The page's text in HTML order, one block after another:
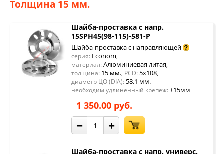
Толщина 15 мм.
Шайба-проставка с напр.
15SPH45(98-115)-581-P
Шайба-проставка с направляющей
серия: Econom,
материал: Алюминиевая литая,
толщина: 15 мм., PCD: 5x108,
диаметр ЦО (DIA): 58,1 мм.
необходим удлиненный крепеж: +15мм
1 350.00 руб.
− +
Шайба-проставка с напр. универс.